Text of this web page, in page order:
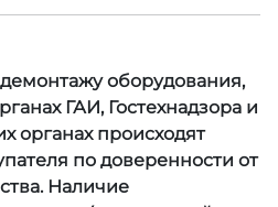
оборудования,
ГАИ, Гостехнадзора и
органах происходят
по доверенности от
Наличие